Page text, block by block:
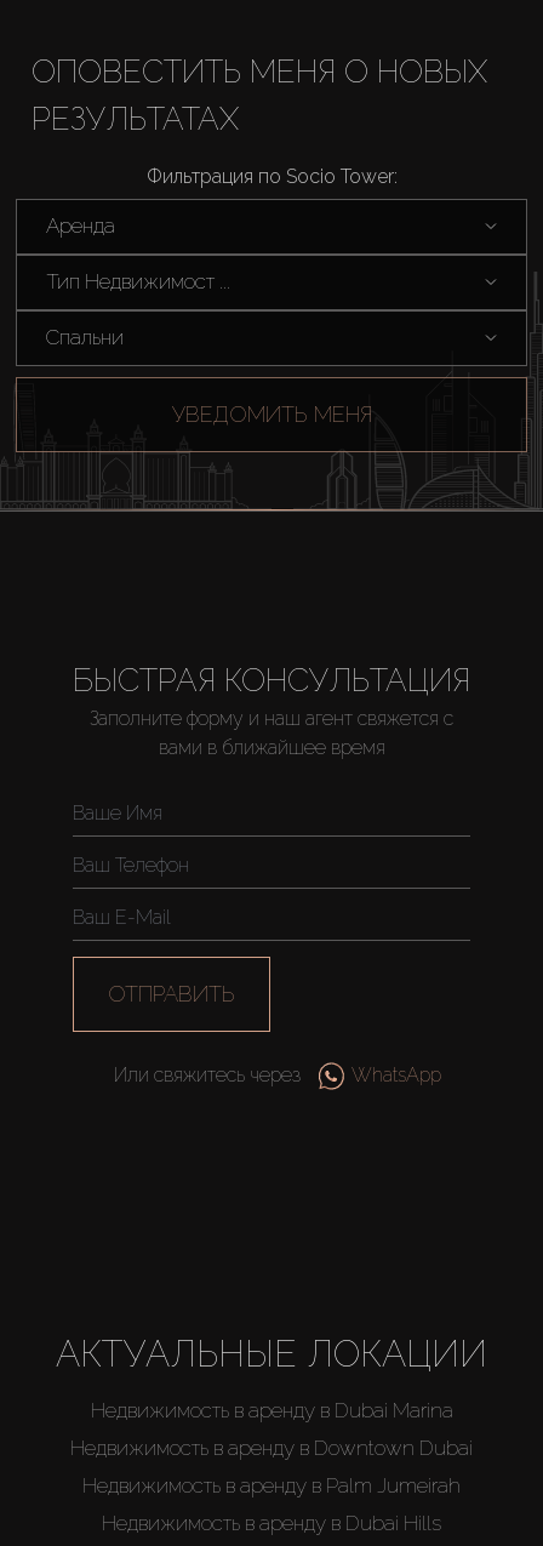
AX Journal
Каталоги
Агенты
About Us
ОПОВЕСТИТЬ МЕНЯ О НОВЫХ
РЕЗУЛЬТАТАХ
Фильтрация по Socio Tower:
Аренда
Тип Недвижимост ...
Спальни
УВЕДОМИТЬ МЕНЯ
БЫСТРАЯ КОНСУЛЬТАЦИЯ
Заполните форму и наш агент свяжется с
вами в ближайшее время
ОТПРАВИТЬ
Или свяжитесь через WhatsApp
АКТУАЛЬНЫЕ ЛОКАЦИИ
Недвижимость в аренду в Dubai Marina
Недвижимость в аренду в Downtown Dubai
Недвижимость в аренду в Palm Jumeirah
Недвижимость в аренду в Dubai Hills